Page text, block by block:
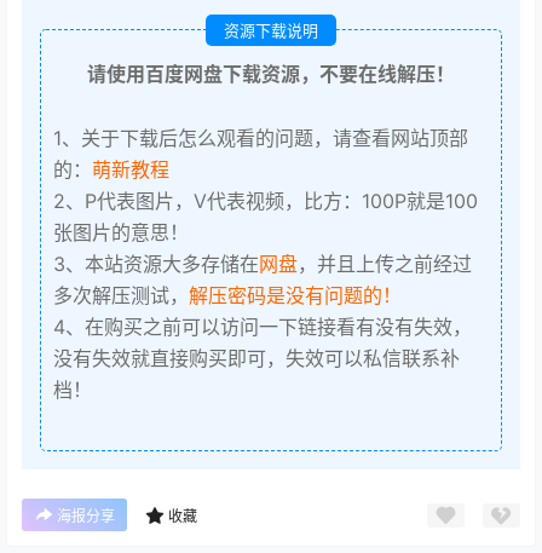
资源下载说明
请使用百度网盘下载资源，不要在线解压！
1、关于下载后怎么观看的问题，请查看网站顶部
的： 萌新教程
2、P代表图片，V代表视频，比方：100P就是100
张图片的意思！
3、本站资源大多存储在网盘，并且上传之前经过
多次解压测试， 解压密码是没有问题的！
4、在购买之前可以访问一下链接看有没有失效，
没有失效就直接购买即可，失效可以私信联系补
档！
海报分享 收藏